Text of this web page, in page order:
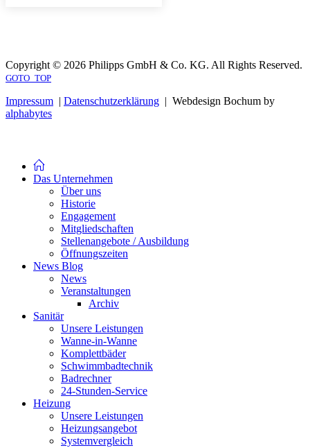
Copyright © 2026 Philipps GmbH & Co. KG. All Rights Reserved.
GOTO_TOP
Impressum | Datenschutzerklärung | Webdesign Bochum by
alphabytes
Das Unternehmen
Über uns
Historie
Engagement
Mitgliedschaften
Stellenangebote / Ausbildung
Öffnungszeiten
News Blog
News
Veranstaltungen
Archiv
Sanitär
Unsere Leistungen
Wanne-in-Wanne
Komplettbäder
Schwimmbadtechnik
Badrechner
24-Stunden-Service
Heizung
Unsere Leistungen
Heizungsangebot
Systemvergleich